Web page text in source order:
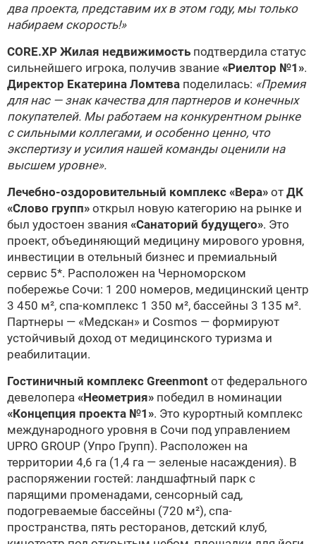
два проекта, представим их в этом году, мы только
набираем скорость!»
CORE.XP Жилая недвижимость подтвердила статус
сильнейшего игрока, получив звание «Риелтор №1».
Директор Екатерина Ломтева поделилась: «Премия
для нас — знак качества для партнеров и конечных
покупателей. Мы работаем на конкурентном рынке
с сильными коллегами, и особенно ценно, что
экспертизу и усилия нашей команды оценили на
высшем уровне».
Лечебно-оздоровительный комплекс «Вера» от ДК
«Слово групп» открыл новую категорию на рынке и
был удостоен звания «Санаторий будущего». Это
проект, объединяющий медицину мирового уровня,
инвестиции в отельный бизнес и премиальный
сервис 5*. Расположен на Черноморском
побережье Сочи: 1 200 номеров, медицинский центр
3 450 м², спа-комплекс 1 350 м², бассейны 3 135 м².
Партнеры — «Медскан» и Cosmos — формируют
устойчивый доход от медицинского туризма и
реабилитации.
Гостиничный комплекс Greenmont от федерального
девелопера «Неометрия» победил в номинации
«Концепция проекта №1». Это курортный комплекс
международного уровня в Сочи под управлением
UPRO GROUP (Упро Групп). Расположен на
территории 4,6 га (1,4 га — зеленые насаждения). В
распоряжении гостей: ландшафтный парк с
парящими променадами, сенсорный сад,
подогреваемые бассейны (720 м²), спа-
пространства, пять ресторанов, детский клуб,